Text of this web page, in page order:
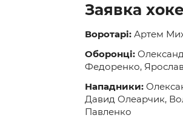
Заявка
Воротарі: Артем
Оборонці:
Федоренко,
Нападники:
Давид Олеарчик,
Павленко